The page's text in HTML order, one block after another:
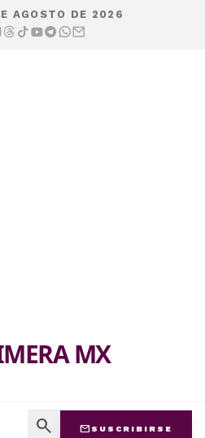
AGOSTO DE 2026
MX
search mail SUSCRIBIRSE